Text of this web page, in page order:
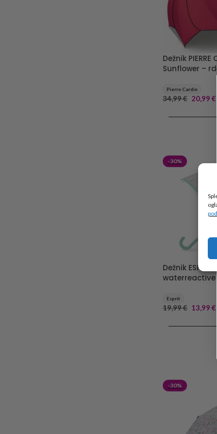
Dežnik PIERRE
Sunflower –
Pierre Cardin
34,99€ 20,99 €
-30%
Dežnik
Esprit
19,99€ 13,99 €
-30%